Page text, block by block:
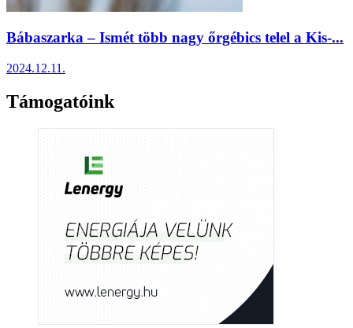
Bábaszarka – Ismét több nagy őrgébics telel a Kis-...
2024.12.11.
Támogatóink